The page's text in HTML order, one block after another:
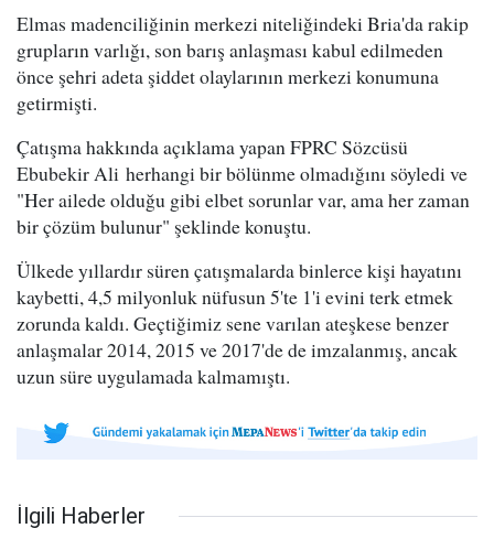
Elmas madenciliğinin merkezi niteliğindeki Bria'da rakip
grupların varlığı, son barış anlaşması kabul edilmeden
önce şehri adeta şiddet olaylarının merkezi konumuna
getirmişti.
Çatışma hakkında açıklama yapan FPRC Sözcüsü
Ebubekir Ali herhangi bir bölünme olmadığını söyledi ve
"Her ailede olduğu gibi elbet sorunlar var, ama her zaman
bir çözüm bulunur" şeklinde konuştu.
Ülkede yıllardır süren çatışmalarda binlerce kişi hayatını
kaybetti, 4,5 milyonluk nüfusun 5'te 1'i evini terk etmek
zorunda kaldı. Geçtiğimiz sene varılan ateşkese benzer
anlaşmalar 2014, 2015 ve 2017'de de imzalanmış, ancak
uzun süre uygulamada kalmamıştı.
İlgili Haberler